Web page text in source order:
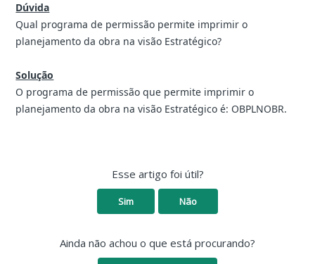
Dúvida
Qual programa de permissão permite imprimir o
planejamento da obra na visão Estratégico?
Solução
O programa de permissão que permite imprimir o
planejamento da obra na visão Estratégico é: OBPLNOBR.
Esse artigo foi útil?
Sim Não
Ainda não achou o que está procurando?